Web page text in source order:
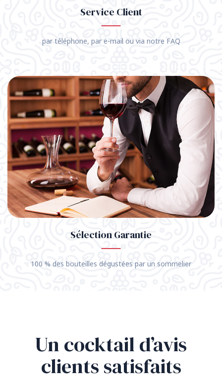
Service Client
par téléphone, par e-mail ou via notre FAQ
Sélection Garantie
100 % des bouteilles dégustées par un sommelier
Un cocktail d’avis
clients satisfaits